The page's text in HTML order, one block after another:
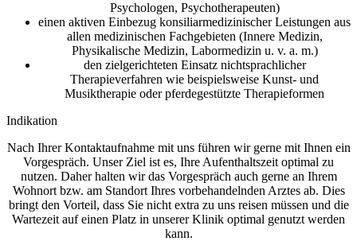
Psychologen, Psychotherapeuten)
einen aktiven Einbezug konsiliarmedizinischer Leistungen aus
allen medizinischen Fachgebieten (Innere Medizin,
Physikalische Medizin, Labormedizin u. v. a. m.)
den zielgerichteten Einsatz nichtsprachlicher
Therapieverfahren wie beispielsweise Kunst- und
Musiktherapie oder pferdegestützte Therapieformen
Indikation
Nach Ihrer Kontaktaufnahme mit uns führen wir gerne mit Ihnen ein
Vorgespräch. Unser Ziel ist es, Ihre Aufenthaltszeit optimal zu
nutzen. Daher halten wir das Vorgespräch auch gerne an Ihrem
Wohnort bzw. am Standort Ihres vorbehandelnden Arztes ab. Dies
bringt den Vorteil, dass Sie nicht extra zu uns reisen müssen und die
Wartezeit auf einen Platz in unserer Klinik optimal genutzt werden
kann.